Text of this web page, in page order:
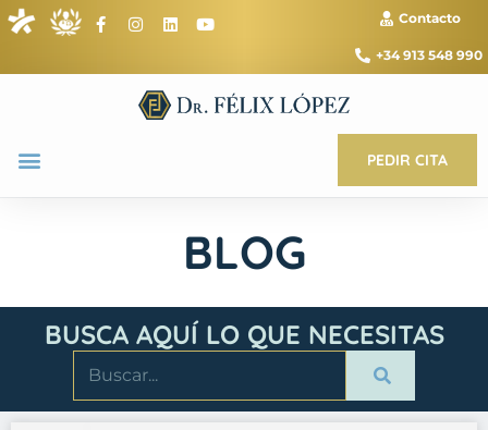
Contacto
+34 913 548 990
PEDIR CITA
BLOG
BUSCA AQUÍ LO QUE NECESITAS